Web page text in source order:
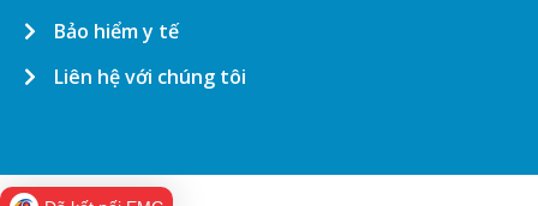
Bảo hiểm y tế
Liên hệ với chúng tôi